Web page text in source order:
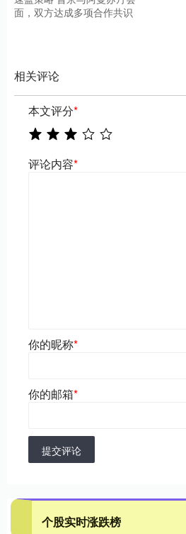
面，双方达成多项合作共识
相关评论
本文评分*
评论内容*
你的昵称*
你的邮箱*
提交评论
个股实时涨跌榜